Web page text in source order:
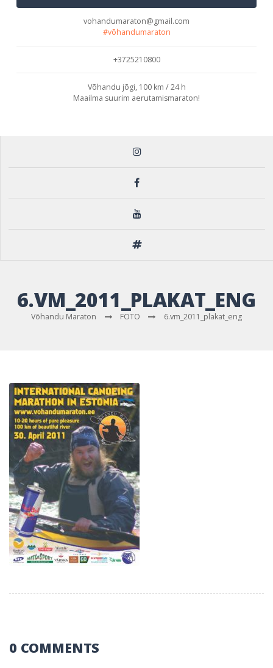
vohandumaraton@gmail.com
#võhandumaraton
+3725210800
Võhandu jõgi, 100 km / 24 h
Maailma suurim aerutamismaraton!
6.VM_2011_PLAKAT_ENG
Võhandu Maraton FOTO 6.vm_2011_plakat_eng
0 COMMENTS